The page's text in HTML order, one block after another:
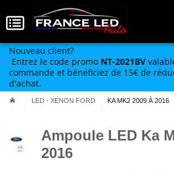
Nouveau client?
Entrez le code promo NT-2021BV
commande et bénéficiez de 15€ de
d'achat.
LED - XENON FORD KA MK2 2009 À 2016
Ampoule LED Ka
2016